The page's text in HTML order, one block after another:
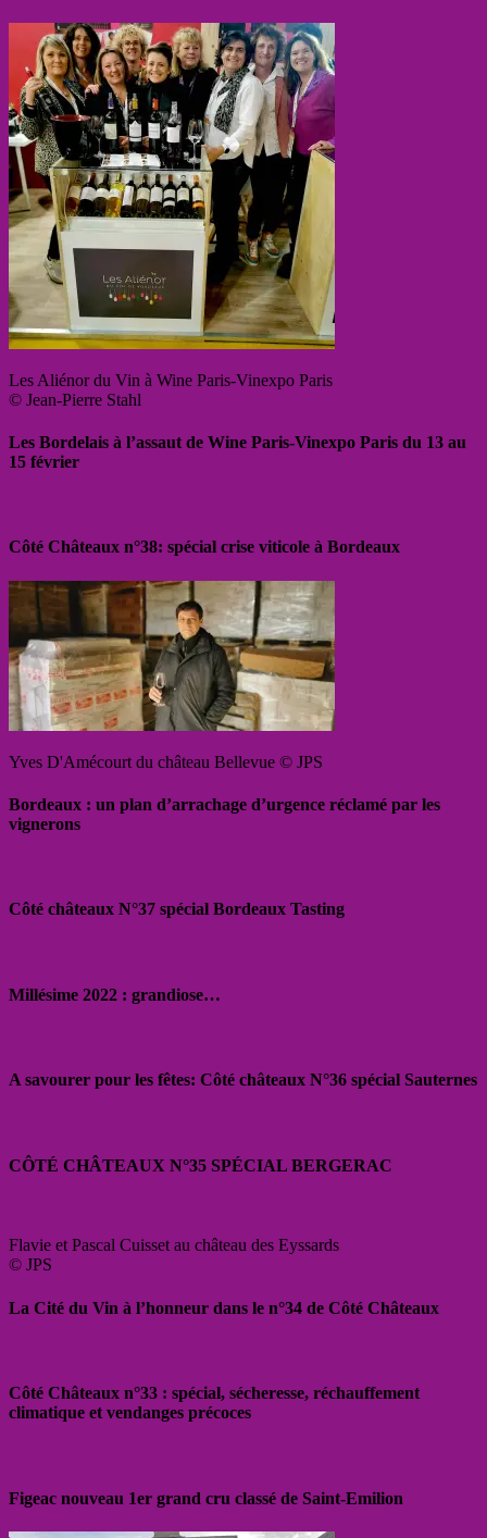
Les Aliénor du Vin à Wine Paris-Vinexpo Paris
© Jean-Pierre Stahl
Les Bordelais à l’assaut de Wine Paris-Vinexpo Paris du 13 au
15 février
Côté Châteaux n°38: spécial crise viticole à Bordeaux
Yves D'Amécourt du château Bellevue © JPS
Bordeaux : un plan d’arrachage d’urgence réclamé par les
vignerons
Côté châteaux N°37 spécial Bordeaux Tasting
Millésime 2022 : grandiose…
A savourer pour les fêtes: Côté châteaux N°36 spécial Sauternes
CÔTÉ CHÂTEAUX N°35 SPÉCIAL BERGERAC
Flavie et Pascal Cuisset au château des Eyssards
© JPS
La Cité du Vin à l’honneur dans le n°34 de Côté Châteaux
Côté Châteaux n°33 : spécial, sécheresse, réchauffement
climatique et vendanges précoces
Figeac nouveau 1er grand cru classé de Saint-Emilion